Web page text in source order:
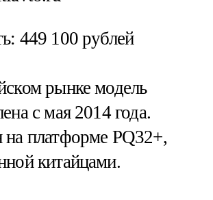
: 449 100 рублей
рынке модель
с мая 2014 года.
платформе PQ32+,
китайцами.